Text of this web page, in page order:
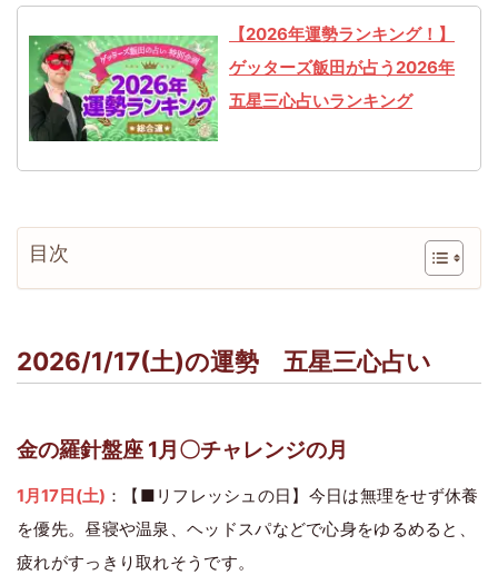
【2026年運勢ランキング！】
ゲッターズ飯田が占う2026年
五星三心占いランキング
目次
2026/1/17(土)の運勢 五星三心占い
金の羅針盤座 1月〇チャレンジの月
1月17日(土) ：【■リフレッシュの日】今日は無理をせず休養
を優先。昼寝や温泉、ヘッドスパなどで心身をゆるめると、
疲れがすっきり取れそうです。